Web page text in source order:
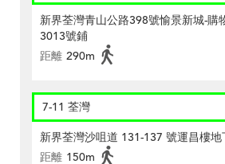
新界荃灣青山公路398號愉景新城-購
3013號鋪
距離 290m
7-11 荃灣
新界荃灣沙咀道 131-137 號運昌樓地
距離 150m